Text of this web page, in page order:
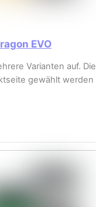
EVO
Varianten auf. Die
gewählt werden